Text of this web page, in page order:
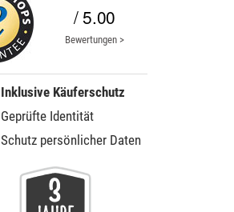
/ 5.00
Bewertungen >
Inklusive Käuferschutz
Geprüfte Identität
Schutz persönlicher Daten